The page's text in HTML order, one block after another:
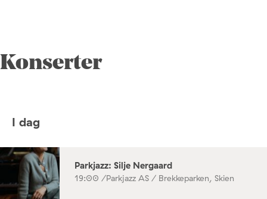
Konserter
I dag
Parkjazz: Silje Nergaard
19:00 /Parkjazz AS / Brekkeparken, Skien